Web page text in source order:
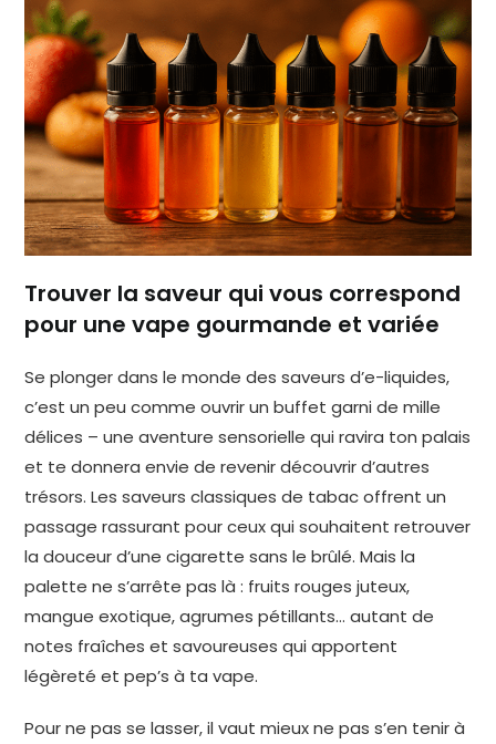
Trouver la saveur qui vous correspond
pour une vape gourmande et variée
Se plonger dans le monde des saveurs d’e-liquides,
c’est un peu comme ouvrir un buffet garni de mille
délices – une aventure sensorielle qui ravira ton palais
et te donnera envie de revenir découvrir d’autres
trésors. Les saveurs classiques de tabac offrent un
passage rassurant pour ceux qui souhaitent retrouver
la douceur d’une cigarette sans le brûlé. Mais la
palette ne s’arrête pas là : fruits rouges juteux,
mangue exotique, agrumes pétillants… autant de
notes fraîches et savoureuses qui apportent
légèreté et pep’s à ta vape.
Pour ne pas se lasser, il vaut mieux ne pas s’en tenir à